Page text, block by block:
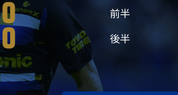
0 前半
0
後半